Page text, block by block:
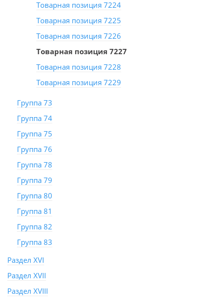
Товарная позиция 7224
Товарная позиция 7225
Товарная позиция 7226
Товарная позиция 7227
Товарная позиция 7228
Товарная позиция 7229
Группа 73
Группа 74
Группа 75
Группа 76
Группа 78
Группа 79
Группа 80
Группа 81
Группа 82
Группа 83
Раздел XVI
Раздел XVII
Раздел XVIII